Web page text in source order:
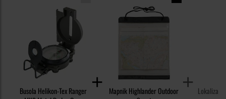
Busola Helikon-Tex Ranger
Mapnik Highlander Outdoor